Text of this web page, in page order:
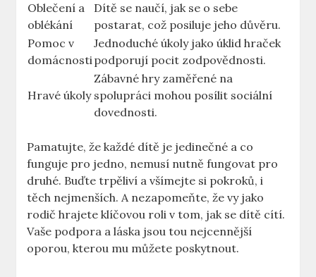
Oblečení a
oblékání
Dítě se naučí, jak se o sebe
postarat, což posiluje jeho důvěru.
Pomoc v
domácnosti
Jednoduché úkoly jako úklid hraček
podporují pocit zodpovědnosti.
Hravé úkoly
Zábavné hry zaměřené na
spolupráci mohou posílit sociální
dovednosti.
Pamatujte, že každé dítě je jedinečné a co
funguje pro jedno, nemusí nutně fungovat pro
druhé. Buďte trpěliví a všímejte si pokroků, i
těch nejmenších. A nezapomeňte, že vy jako
rodič hrajete klíčovou roli v tom, jak se dítě cítí.
Vaše podpora a láska jsou tou nejcennější
oporou, kterou mu můžete poskytnout.